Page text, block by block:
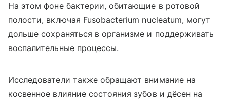
На этом фоне бактерии, обитающие в ротовой
полости, включая Fusobacterium nucleatum, могут
дольше сохраняться в организме и поддерживать
воспалительные процессы.
Исследователи также обращают внимание на
косвенное влияние состояния зубов и дёсен на